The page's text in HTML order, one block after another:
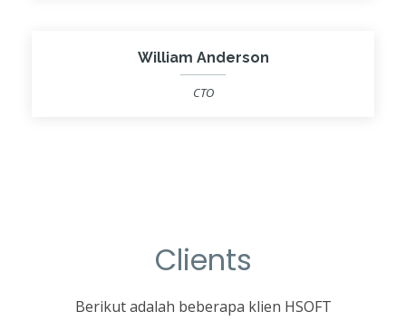
William Anderson
CTO
Clients
Berikut adalah beberapa klien HSOFT